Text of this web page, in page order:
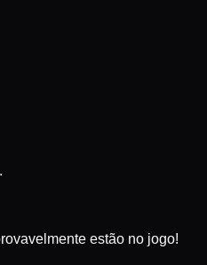
estão no jogo!